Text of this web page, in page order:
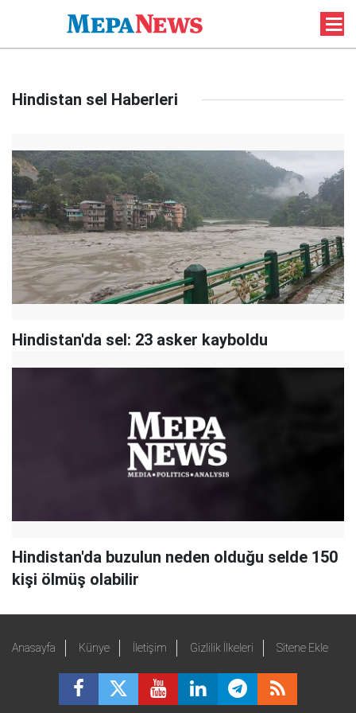
Hindistan sel Haberleri
Hindistan'da sel: 23 asker kayboldu
Hindistan'da buzulun neden olduğu selde 150
kişi ölmüş olabilir
Anasayfa Künye İletişim Gizlilik İlkeleri Sitene Ekle